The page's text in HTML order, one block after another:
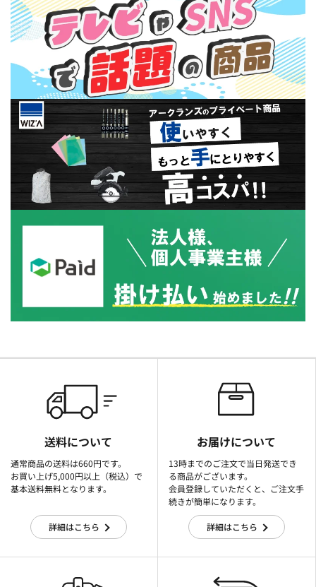
送料について
通常商品の送料は660円です。
お買い上げ5,000円以上（税込）で
基本送料無料となります。
詳細はこちら
お届けについて
13時までのご注文で当日発送でき
る商品がございます。
会員登録していただくと、ご注文手
続きが簡単になります。
詳細はこちら